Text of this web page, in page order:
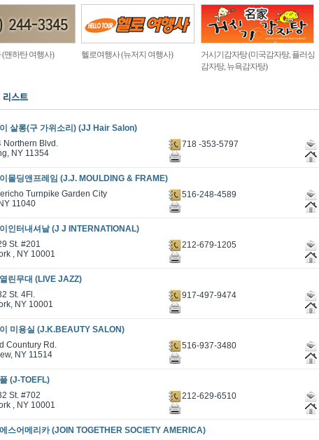
맨하탄 여행사) 헬로여행사 (뉴저지 여행사)
거시기감자탕 (미국감자탕, 플러싱
감자탕, 뉴욕감자탕)
살롱(구 가위소리) (JJ Hair Salon)
Northern Blvd.
NY 11354
718 -353-5797
몰딩앤프레임 (J.J. MOULDING & FRAME)
Turnpike Garden City
11040
516-248-4589
인터내셔날 (J J INTERNATIONAL)
St. #201
, NY 10001
212-679-1205
린무대 (LIVE JAZZ)
St. 4Fl.
NY 10001
917-497-9474
미용실 (J.K.BEAUTY SALON)
Countury Rd.
NY 11514
516-937-3480
(J-TOEFL)
St. #702
, NY 10001
212-629-6510
스어메리카 (JOIN TOGETHER SOCIETY AMERICA)